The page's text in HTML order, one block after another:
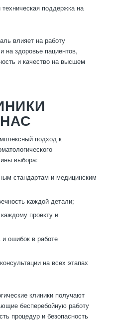
поддержка на
влияет на работу
на здоровье пациентов,
и качество на высшем
подход к
выбора:
стандартам и медицинским
каждой детали;
проекту и
ошибок в работе
на всех этапах
клиники получают
бесперебойную работу
процедур и безопасность